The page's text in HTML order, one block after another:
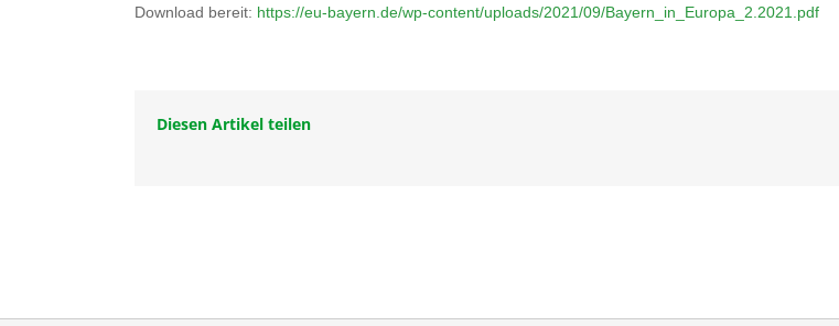
Download bereit: https://eu-bayern.de/wp-content/uploads/2021/09/Bayern_in_Europa_2.2021.pdf
Diesen Artikel teilen